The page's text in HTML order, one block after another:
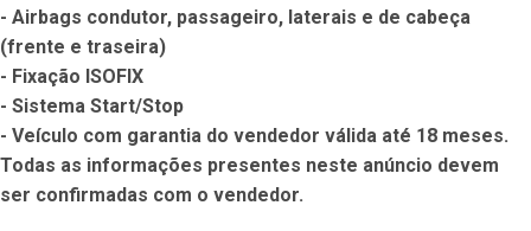
- Airbags condutor, passageiro, laterais e de cabeça
(frente e traseira)
- Fixação ISOFIX
- Sistema Start/Stop
- Veículo com garantia do vendedor válida até 18 meses.
Todas as informações presentes neste anúncio devem
ser confirmadas com o vendedor.